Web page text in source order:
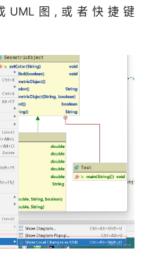
UML图,或者快捷键